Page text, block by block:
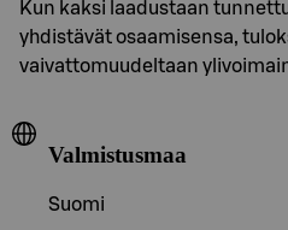
Kun kaksi laadustaan
yhdistävät osaamisensa,
vaivattomuudeltaan
Valmistusmaa
Suomi